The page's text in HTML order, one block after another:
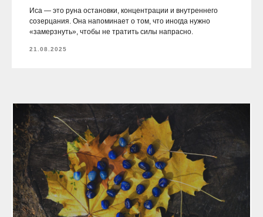
Иса — это руна остановки, концентрации и внутреннего
созерцания. Она напоминает о том, что иногда нужно
«замерзнуть», чтобы не тратить силы напрасно.
21.08.2025